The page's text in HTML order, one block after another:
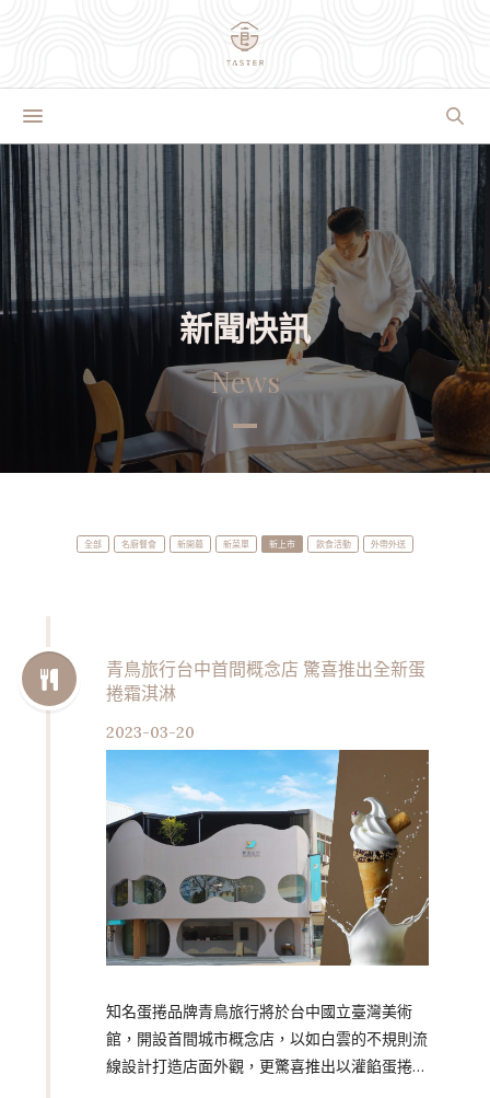
新聞快訊
News
全部 名廚餐會 新開幕 新菜單 新上市 飲食活動 外帶外送
青鳥旅行台中首間概念店 驚喜推出全新蛋
捲霜淇淋
2023-03-20
知名蛋捲品牌青鳥旅行將於台中國立臺灣美術
館，開設首間城市概念店，以如白雲的不規則流
線設計打造店面外觀，更驚喜推出以灌餡蛋捲延